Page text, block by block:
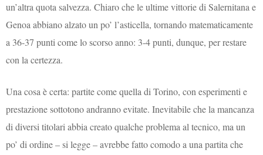
un’altra quota salvezza. Chiaro che le ultime vittorie di Salernitana e
Genoa abbiano alzato un po’ l’asticella, tornando matematicamente
a 36-37 punti come lo scorso anno: 3-4 punti, dunque, per restare
con la certezza.
Una cosa è certa: partite come quella di Torino, con esperimenti e
prestazione sottotono andranno evitate. Inevitabile che la mancanza
di diversi titolari abbia creato qualche problema al tecnico, ma un
po’ di ordine – si legge – avrebbe fatto comodo a una partita che